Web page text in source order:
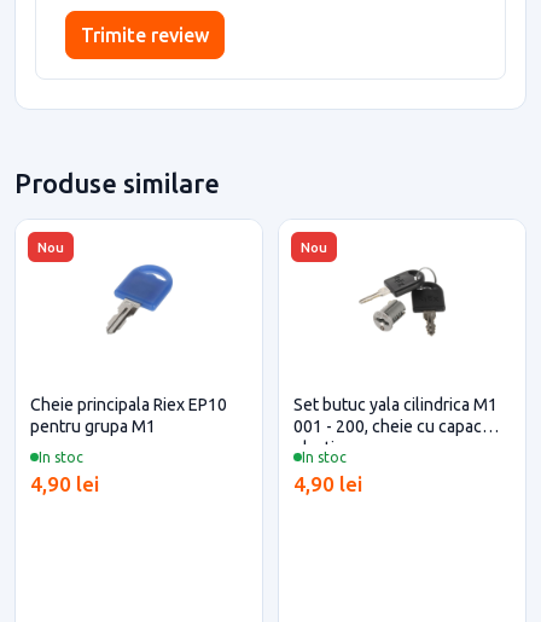
Trimite review
Produse similare
Nou
In stoc
Cheie principala Riex EP10
pentru grupa M1
4,90 lei
Nou
In stoc
Set butuc yala cilindrica M1
001 - 200, cheie cu capac
plastic
4,90 lei